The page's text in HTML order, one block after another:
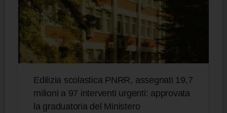
Edilizia scolastica PNRR, assegnati 19,7
milioni a 97 interventi urgenti: approvata
la graduatoria del Ministero